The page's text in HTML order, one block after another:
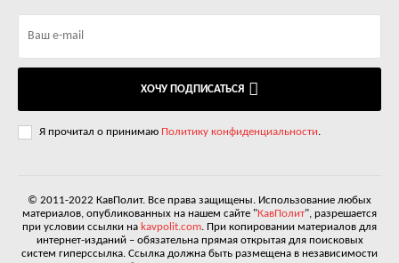
ХОЧУ ПОДПИСАТЬСЯ
Я прочитал о принимаю Политику конфиденциальности.
© 2011-2022 КавПолит. Все права защищены. Использование любых
материалов, опубликованных на нашем сайте "КавПолит", разрешается
при условии ссылки на kavpolit.com. При копировании материалов для
интернет-изданий – обязательна прямая открытая для поисковых
систем гиперссылка. Ссылка должна быть размещена в независимости